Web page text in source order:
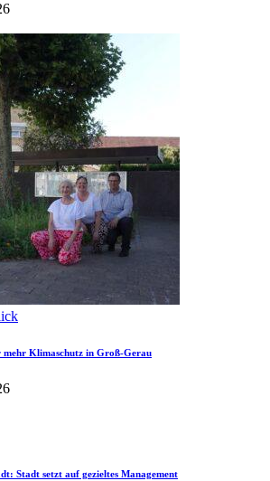
mehr Klimaschutz in Groß-Gerau
Stadt setzt auf gezieltes Management